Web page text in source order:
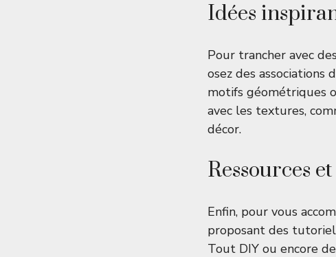
Idées
Pour trancher avec
osez des associations
motifs géométriques
avec les textures,
décor.
Ressources
Enfin, pour vous
proposant des
Tout DIY ou encore